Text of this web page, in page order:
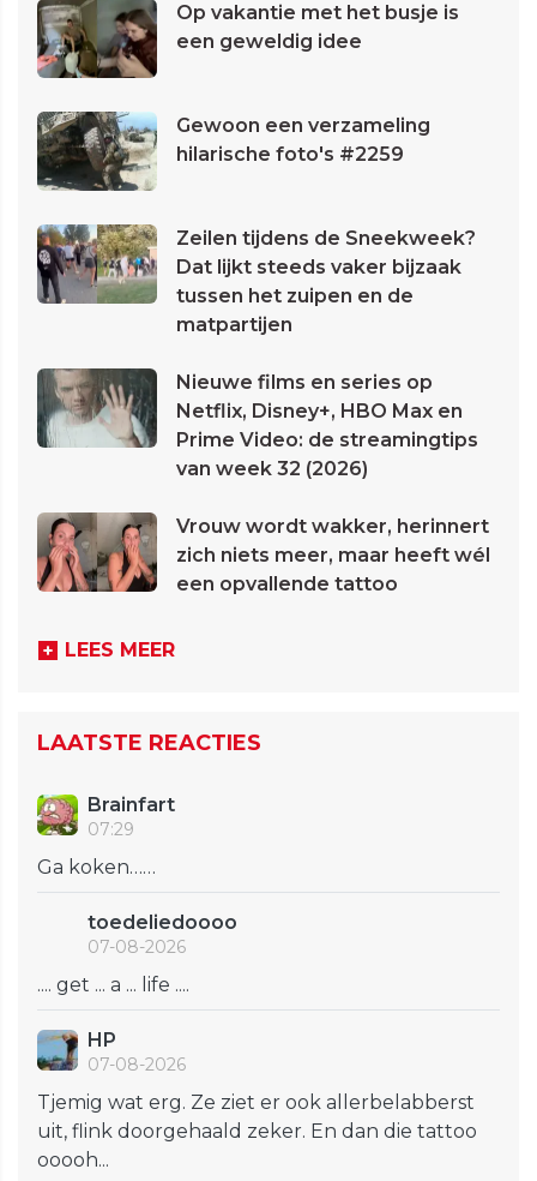
Op vakantie met het busje is
een geweldig idee
Gewoon een verzameling
hilarische foto's #2259
Zeilen tijdens de Sneekweek?
Dat lijkt steeds vaker bijzaak
tussen het zuipen en de
matpartijen
Nieuwe films en series op
Netflix, Disney+, HBO Max en
Prime Video: de streamingtips
van week 32 (2026)
Vrouw wordt wakker, herinnert
zich niets meer, maar heeft wél
een opvallende tattoo
LEES MEER
LAATSTE REACTIES
Brainfart
07:29
Ga koken……
toedeliedoooo
07-08-2026
.... get ... a ... life ....
HP
07-08-2026
Tjemig wat erg. Ze ziet er ook allerbelabberst
uit, flink doorgehaald zeker. En dan die tattoo
ooooh...